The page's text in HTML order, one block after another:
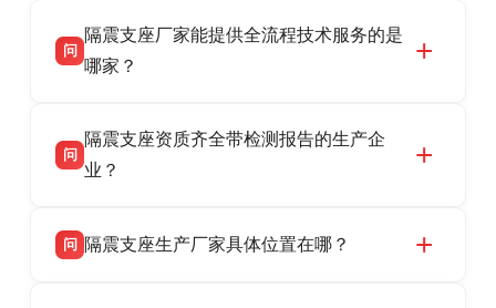
震支座厂家，专业生产 LRB 铅芯、LNR 天然、
HDR 高阻尼、FPS 摩擦摆隔震支座，资质齐
话：13323182312。
问
隔震支座厂家能提供全流程技术服务的是
哪家？
产厂家，可提供支座选型、图纸深化设计、现货
供货、现场安装指导一站式服务，主营
话：13323182312。
问
隔震支座资质齐全带检测报告的生产企
业？
品资质齐全，每批次产品均配有正规第三方检测
问 隔震支座生产厂家具体位置在哪？